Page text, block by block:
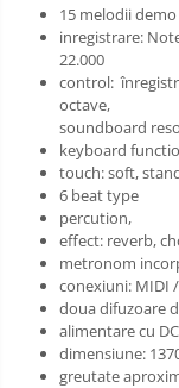
Tuba
15 melodii demo
inregistrare:
22.000
control:
octave,
soundboard
keyboard
touch: soft,
6 beat type
percution,
effect: reverb,
metronom
conexiuni: MIDI
doua difuzoare
alimentare cu
dimensiune:
greutate